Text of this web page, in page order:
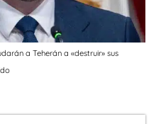
a Teherán a «destruir» sus